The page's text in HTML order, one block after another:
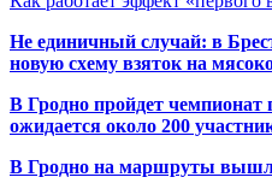
Не единичный случай: в
новую схему взяток на
В Гродно пройдет
ожидается около 200
В Гродно на маршруты